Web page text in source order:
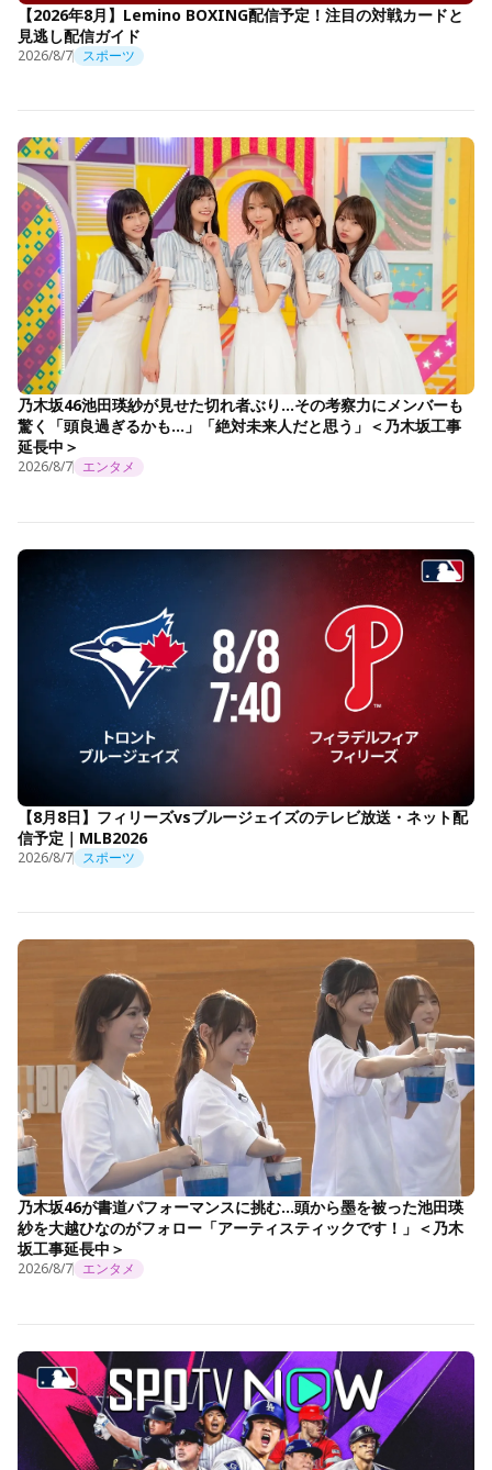
【2026年8月】Lemino BOXING配信予定！注目の対戦カードと
見逃し配信ガイド
2026/8/7 スポーツ
乃木坂46池田瑛紗が見せた切れ者ぶり…その考察力にメンバーも
驚く「頭良過ぎるかも…」「絶対未来人だと思う」＜乃木坂工事
延長中＞
2026/8/7 エンタメ
【8月8日】フィリーズvsブルージェイズのテレビ放送・ネット配
信予定｜MLB2026
2026/8/7 スポーツ
乃木坂46が書道パフォーマンスに挑む…頭から墨を被った池田瑛
紗を大越ひなのがフォロー「アーティスティックです！」＜乃木
坂工事延長中＞
2026/8/7 エンタメ